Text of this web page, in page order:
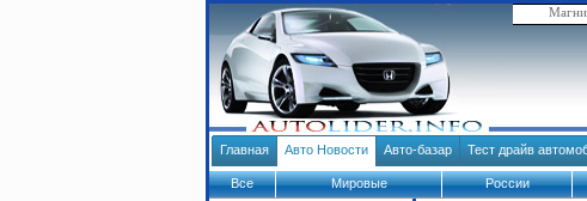
Главная Авто Новости Авто-базар Тест драйв
Все Мировые России